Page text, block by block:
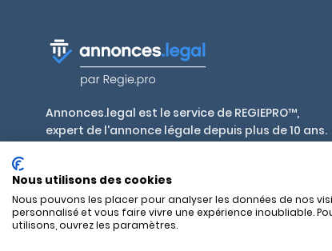
Annonces.legal est le service de REGIEPRO™,
expert de l'annonce légale depuis plus de 10 ans.
habilités en France et outre-mer.
SAS REGIEPRO - 17 rue Alexandre Mari - 06300 Nice — RCS
Nous utilisons des cookies
Nous pouvons les placer pour analyser les données de nos
personnalisé et vous faire vivre une expérience inoubliable.
utilisons, ouvrez les paramètres.